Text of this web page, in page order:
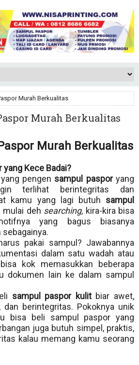
Murah Berkualitas
Murah Berkualitas
Murah Berkualitas
yang Kece Badai?
pengen sampul pasporyang
terlihat berintegritas dan
kamu yang lagi butuh sampul
mulai deh searching, kira-kira bisa
yang bagus biasanya
sebagainya.
pakai sampul? Jawabannya
dalam satu wadah atau
kok memasukkan beberapa
dokumen lain ke dalam sampul
sampul paspor kulit biar awet,
dan berintegritas. Pokoknya unik
bisa beli sampul paspor yang
juga butuh simpel, praktis,
kalau memang kamu seorang